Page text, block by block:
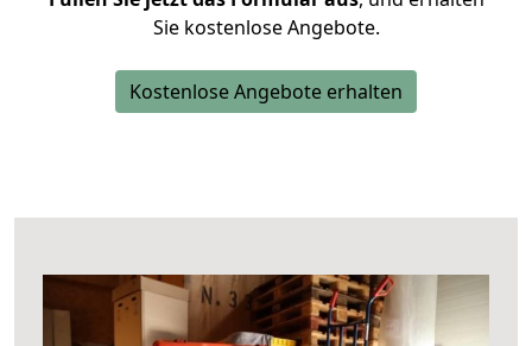
Sie kostenlose Angebote.
Kostenlose Angebote erhalten